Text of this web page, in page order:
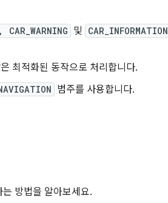
CAR_WARNING 및 CAR_INFORMATION
최적화된 동작으로 처리합니다.
범주를 사용합니다.
방법을 알아보세요.